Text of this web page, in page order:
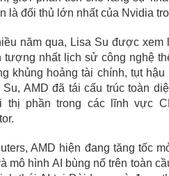
là đối thủ lớn nhất của Nvidia
năm qua, Lisa Su được
tượng nhất lịch sử công nghệ
khủng hoảng tài chính, tụt
Su, AMD đã tái cấu trúc toàn
thị phần trong các lĩnh vực
AMD hiện đang tăng tốc
mô hình AI bùng nổ trên toàn